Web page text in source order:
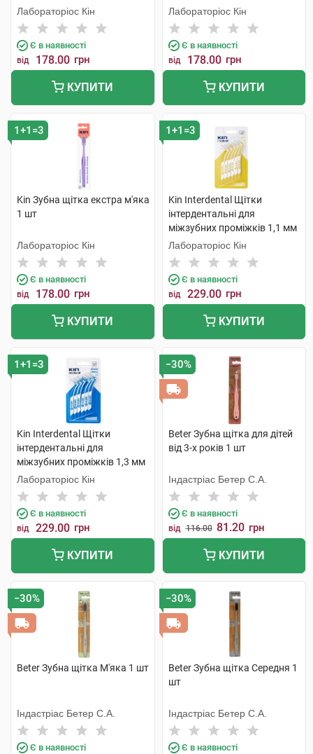
Лабораторіос Кін
Є в наявності
від 178.00 грн
КУПИТИ
Лабораторіос Кін
Є в наявності
від 178.00 грн
КУПИТИ
1+1=3
Kin Зубна щітка екстра м'яка
1 шт
Лабораторіос Кін
Є в наявності
від 178.00 грн
КУПИТИ
1+1=3
Kin Interdental Щітки
інтердентальні для
міжзубних проміжків 1,1 мм
6 шт
Лабораторіос Кін
Є в наявності
від 229.00 грн
КУПИТИ
1+1=3
Kin Interdental Щітки
інтердентальні для
міжзубних проміжків 1,3 мм
6 шт
Лабораторіос Кін
Є в наявності
від 229.00 грн
КУПИТИ
−30%
Beter Зубна щітка для дітей
від 3-х років 1 шт
Індастріас Бетер С.А.
Є в наявності
від 116.00 81.20 грн
КУПИТИ
−30%
Beter Зубна щітка М'яка 1 шт
Індастріас Бетер С.А.
Є в наявності
−30%
Beter Зубна щітка Середня 1
шт
Індастріас Бетер С.А.
Є в наявності